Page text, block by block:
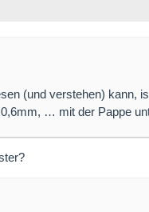
(und verstehen) kann,
… mit der Pappe